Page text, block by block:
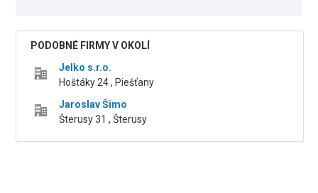
PODOBNÉ FIRMY V OKOLÍ
Jelko s.r.o.
Hoštáky 24 , Piešťany
Jaroslav Šimo
Šterusy 31 , Šterusy